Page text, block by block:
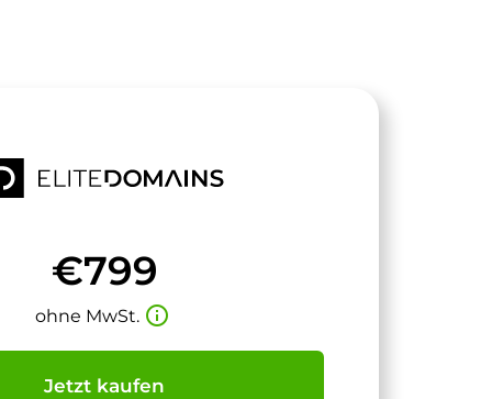
€799
ohne MwSt. info_outline
Jetzt kaufen